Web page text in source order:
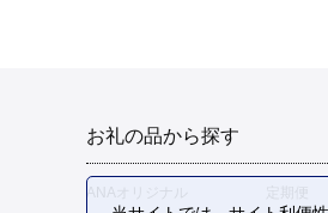
お礼の品から探す